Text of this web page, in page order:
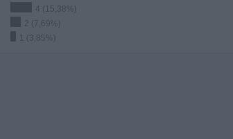
4 (15,38%)
2 (7,69%)
1 (3,85%)